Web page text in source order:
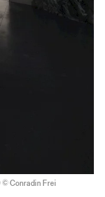
© Conradin Frei